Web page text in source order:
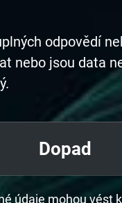
odpovědí
nebo jsou data
Dopad
údaje mohou vést